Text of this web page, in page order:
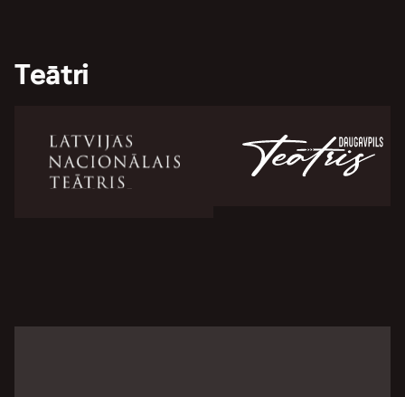
Teātri